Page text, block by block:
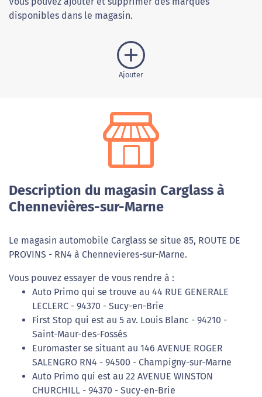
disponibles dans le magasin.
Ajouter
Description du magasin Carglass à
Chennevières-sur-Marne
Le magasin automobile Carglass se situe 85, ROUTE DE
PROVINS - RN4 à Chennevieres-sur-Marne.
Vous pouvez essayer de vous rendre à :
Auto Primo qui se trouve au 44 RUE GENERALE
LECLERC - 94370 - Sucy-en-Brie
First Stop qui est au 5 av. Louis Blanc - 94210 -
Saint-Maur-des-Fossés
Euromaster se situant au 146 AVENUE ROGER
SALENGRO RN4 - 94500 - Champigny-sur-Marne
Auto Primo qui est au 22 AVENUE WINSTON
CHURCHILL - 94370 - Sucy-en-Brie